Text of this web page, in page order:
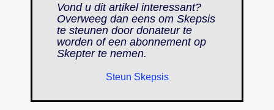
Vond u dit artikel interessant?
Overweeg dan eens om Skepsis
te steunen door donateur te
worden of een abonnement op
Skepterte nemen.
Steun Skepsis